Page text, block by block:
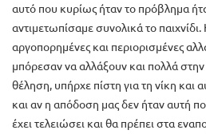
αυτό που κυρίως ήταν το πρόβλημα
αντιμετωπίσαμε συνολικά το
αργοπορημένες και περιορισμένες
μπόρεσαν να αλλάξουν και πολλά
θέληση, υπήρχε πίστη για τη νίκη και
και αν η απόδοση μας δεν ήταν αυτή
έχει τελειώσει και θα πρέπει στα